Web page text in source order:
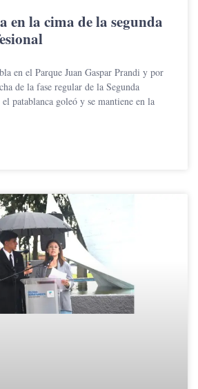
en la cima de la segunda
en el Parque Juan Gaspar Prandi y por
de la fase regular de la Segunda
patablanca goleó y se mantiene en la